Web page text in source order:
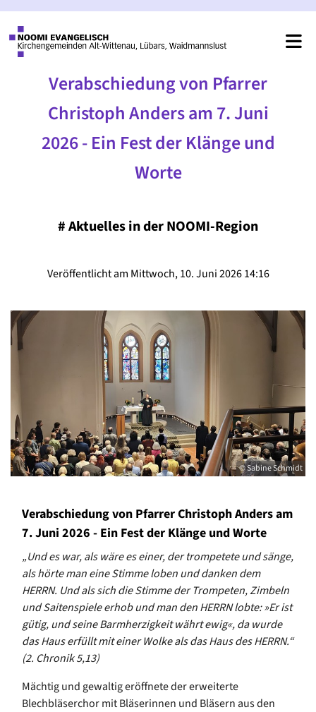
Verabschiedung von Pfarrer
Christoph Anders am 7. Juni
2026 - Ein Fest der Klänge und
Worte
#Aktuelles in der NOOMI-Region
Veröffentlicht am Mittwoch, 10. Juni 2026 14:16
© Sabine Schmidt
Verabschiedung von Pfarrer Christoph Anders am
7. Juni 2026 - Ein Fest der Klänge und Worte
„Und es war, als wäre es einer, der trompetete und sänge,
als hörte man eine Stimme loben und danken dem
HERRN. Und als sich die Stimme der Trompeten, Zimbeln
und Saitenspiele erhob und man den HERRN lobte: »Er ist
gütig, und seine Barmherzigkeit währt ewig«, da wurde
das Haus erfüllt mit einer Wolke als das Haus des HERRN.“
(2. Chronik 5,13)
Mächtig und gewaltig eröffnete der erweiterte
Blechbläserchor mit Bläserinnen und Bläsern aus den